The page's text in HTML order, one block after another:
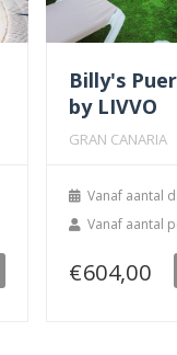
Billy's
by LIVVO
GRAN CANARIA
Vanaf aantal
Vanaf aantal
€604,00